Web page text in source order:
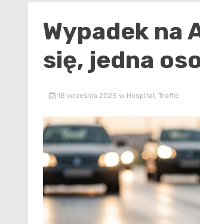
Wypadek na
się, jedna
18 września 2025 w Hospital, Traffic